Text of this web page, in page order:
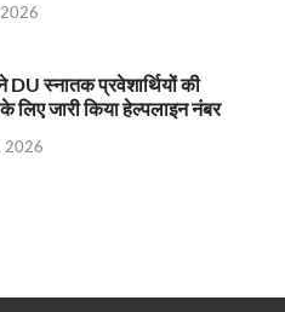
DU स्नातक प्रवेशार्थियों की
लिए जारी किया हेल्पलाइन नंबर
2026